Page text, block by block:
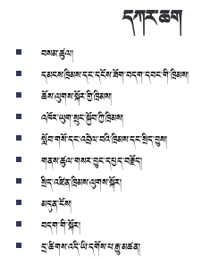
དཀར་ཆག
བསམ་ཚུལ།
དམངས་ཁྲིམས་དང་དངོས་ཟོག་བདག་དབང་གི་ཁྲིམས།
ཆོས་ལུགས་སྐོར་གྱི་ཁྲིམས།
འཁོར་ཡུག་སྲུང་སྐྱོབ་ཀྱི་ཁྲིམས།
སློབ་གསོ་དང་འབྲེལ་བའི་ཁྲིམས་དང་སྲིད་བྱུས།
གནས་ཚུལ་གསར་བྱུང་དཔྱད་བརྗོད།
སྲིད་འཛིན་ཁྲིམས་ལུགས་སྐོར།
མདུན་ངོས།
བདག་གི་སྐོར།
དྲ་ཚིགས་འདི་ཡི་དགོས་པ་རྒྱུ་མཚན།